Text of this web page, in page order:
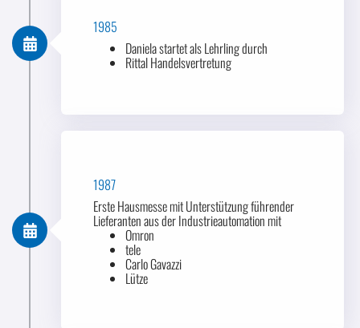
1985
Daniela startet als Lehrling durch
Rittal Handelsvertretung
1987
Erste Hausmesse mit Unterstützung führender
Lieferanten aus der Industrieautomation mit
Omron
tele
Carlo Gavazzi
Lütze